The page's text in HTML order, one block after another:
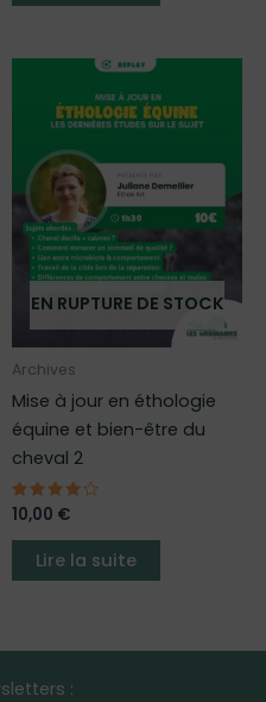
EN RUPTURE DE STOCK
Archives
Mise à jour en éthologie
équine et bien-être du
cheval 2
Note
4.00
sur 5
10,00 €
Lire la suite
: